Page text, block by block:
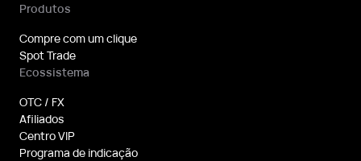
Produtos
Compre com um clique
Spot Trade
Ecossistema
OTC / FX
Afiliados
Centro VIP
Programa de indicação